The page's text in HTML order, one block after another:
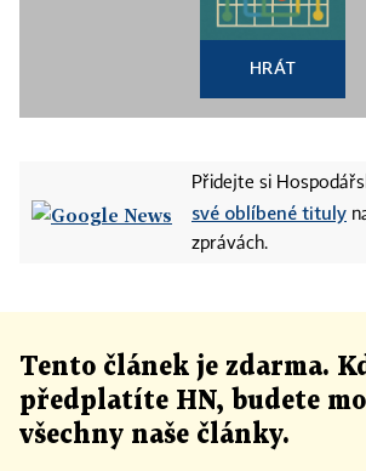
HRÁT
Přidejte si
své oblíbené tituly
zprávách.
Tento článek je zdarma.
předplatíte HN, budete
všechny naše články.